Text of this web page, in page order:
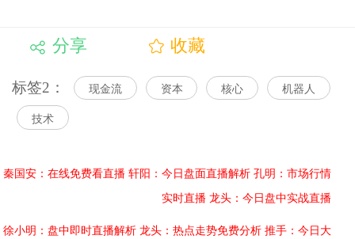
分享 收藏
标签2： 现金流 资本 核心 机器人
技术
秦国安：在线免费看直播 轩阳：今日盘面直播解析 孔明：市场行情
实时直播 龙头：今日盘中实战直播
徐小明：盘中即时直播解析 龙头：热点走势免费分析 推手：今日大